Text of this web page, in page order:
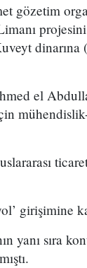
gözetim
el
girişimine
yanı sıra